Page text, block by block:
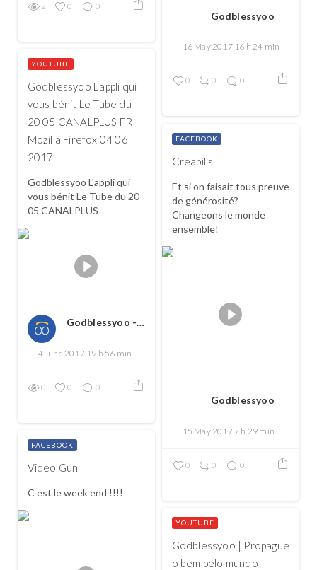
2 0 0
Godblessyoo
16 May 2017 16 h 24 min
0 0 0
Godblessyoo L'appli qui
vous bénit Le Tube du
20 05 CANALPLUS FR
Mozilla Firefox 04 06
2017
Godblessyoo L'appli qui
vous bénit Le Tube du 20
05 CANALPLUS
Godblessyoo - Spread love, spread the good
4 June 2017 19 h 56 min
YOUTUBE
0 0 0
Creapills
Et si on faisait tous preuve
de générosité?
Changeons le monde
ensemble!
Godblessyoo
15 May 2017 7 h 29 min
FACEBOOK
0 0 0
Video Gun
C est le week end !!!!
FACEBOOK
Godblessyoo | Propague
o bem pelo mundo
YOUTUBE